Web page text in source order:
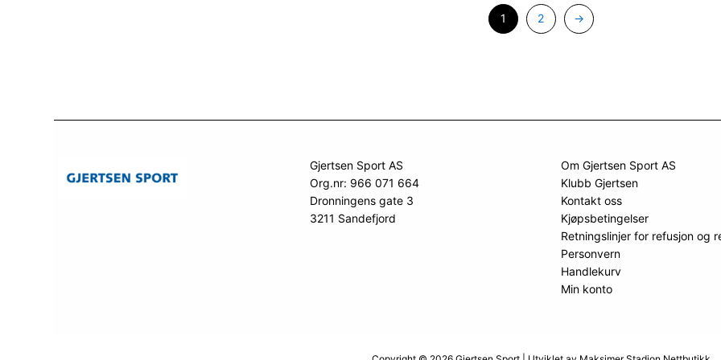
1 2 →
Gjertsen Sport AS
Org.nr: 966 071 664
Dronningens gate 3
3211 Sandefjord
Om Gjertsen Sport AS
Klubb Gjertsen
Kontakt oss
Kjøpsbetingelser
Retningslinjer for refusjon og
Personvern
Handlekurv
Min konto